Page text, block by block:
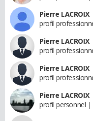
Pierre LACROIX
profil
Pierre LACROIX
profil
Pierre LACROIX
profil
Pierre LACROIX
profil personnel |